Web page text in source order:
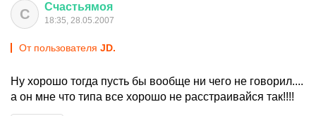
С Счастьямоя
18:35, 28.05.2007
От пользователя JD.
Ну хорошо тогда пусть бы вообще ни чего не говорил....
а он мне что типа все хорошо не расстраивайся так!!!!